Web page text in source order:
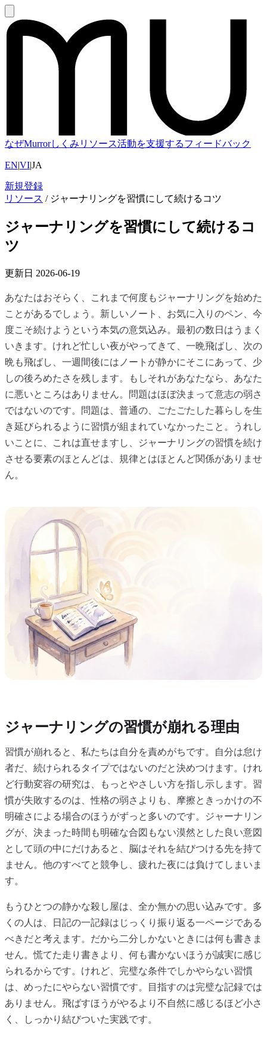
なぜMurrorしくみ リソース活動を支援するフィードバック
EN|VI|JA
新規登録
リソース / ジャーナリングを習慣にして続けるコツ
ジャーナリングを習慣にして続けるコ
ツ
更新日 2026-06-19
あなたはおそらく、これまで何度もジャーナリングを始めた
ことがあるでしょう。新しいノート、お気に入りのペン、今
度こそ続けようという本気の意気込み。最初の数日はうまく
いきます。けれど忙しい夜がやってきて、一晩飛ばし、次の
晩も飛ばし、一週間後にはノートが静かにそこにあって、少
しの後ろめたさを残します。もしそれがあなたなら、あなた
に悪いところはありません。問題はほぼ決まって意志の弱さ
ではないのです。問題は、普通の、ごたごたした暮らしを生
き延びられるように習慣が組まれていなかったこと。うれし
いことに、これは直せますし、ジャーナリングの習慣を続け
させる要素のほとんどは、規律とはほとんど関係がありませ
ん。
ジャーナリングの習慣が崩れる理由
習慣が崩れると、私たちは自分を責めがちです。自分は怠け
者だ、続けられるタイプではないのだと決めつけます。けれ
ど行動変容の研究は、もっとやさしい方を指し示します。習
慣が失敗するのは、性格の弱さよりも、摩擦ときっかけの不
明確さによる場合のほうがずっと多いのです。ジャーナリン
グが、決まった時間も明確な合図もない漠然とした良い意図
として頭の中にだけあると、脳はそれを結びつける先を持て
ません。他のすべてと競争し、疲れた夜には負けてしまいま
す。
もうひとつの静かな殺し屋は、全か無かの思い込みです。多
くの人は、日記の一記録はじっくり振り返る一ページである
べきだと考えます。だから二分しかないときには何も書きま
せん。慌てた走り書きより、何も書かないほうが誠実に感じ
られるからです。けれど、完璧な条件でしかやらない習慣
は、めったにやらない習慣です。目指すのは完璧な記録では
ありません。飛ばすほうがやるより不自然に感じるほど小さ
く、しっかり結びついた実践です。